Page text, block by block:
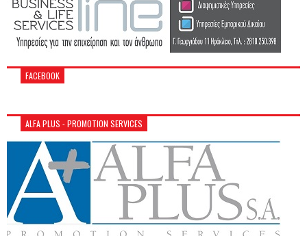
FACEBOOK
ALFA PLUS - PROMOTION SERVICES